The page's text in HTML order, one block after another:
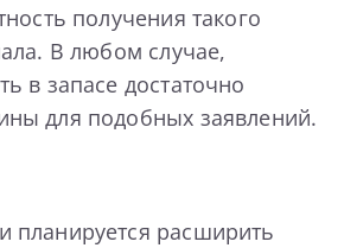
получения такого
В любом случае,
в запасе достаточно
для подобных заявлений.
планируется расширить